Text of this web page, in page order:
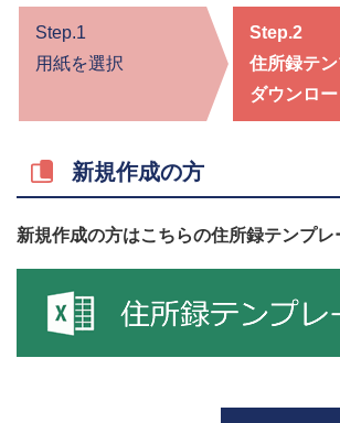
Step.1
用紙を選択
Step.2
住所録テ
ダウンロ
新規作成の方
新規作成の方はこちらの住所録テンプ